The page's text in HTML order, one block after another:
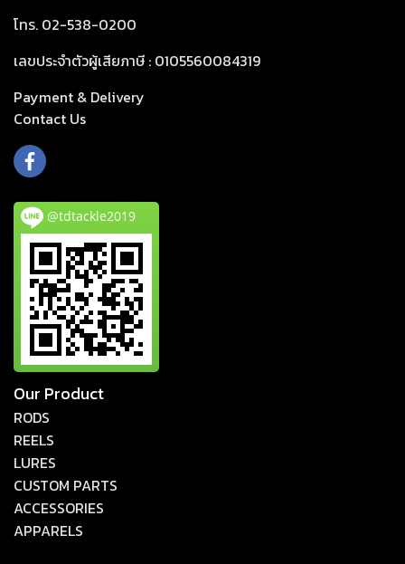
โทร. 02-538-0200
เลขประจำตัวผู้เสียภาษี : 0105560084319
Payment & Delivery
Contact Us
@tdtackle2019
Our Product
RODS
REELS
LURES
CUSTOM PARTS
ACCESSORIES
APPARELS